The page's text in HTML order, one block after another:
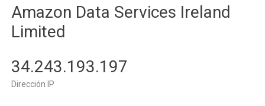
Amazon Data Services Ireland
Limited
34.243.193.197
Dirección IP